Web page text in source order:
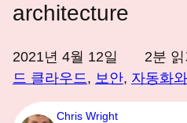
architecture
2021년 4월 12일 2분 읽
드 클라우드, 보안, 자동화
Chris Wright